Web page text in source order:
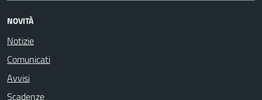
NOVITÀ
Notizie
Comunicati
Avvisi
Scadenze